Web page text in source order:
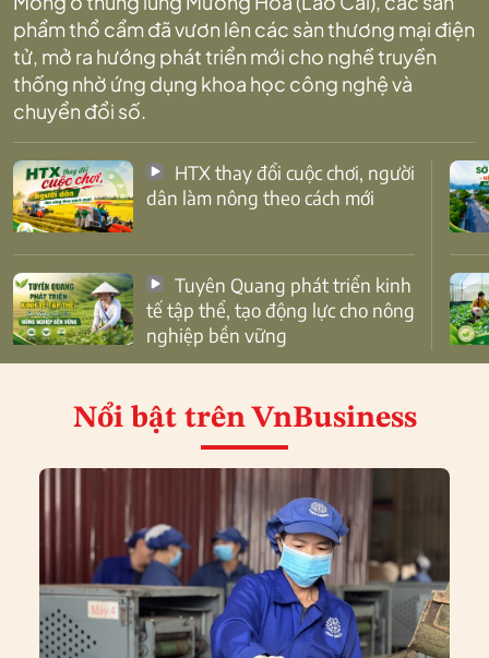
phẩm thổ cẩm đã vươn lên các sàn thương mại điện
tử, mở ra hướng phát triển mới cho nghề truyền
thống nhờ ứng dụng khoa học công nghệ và
chuyển đổi số.
dân làm nông theo cách mới
tế tập thể, tạo động lực cho nông
nghiệp bền vững
Nổi bật trên VnBusiness